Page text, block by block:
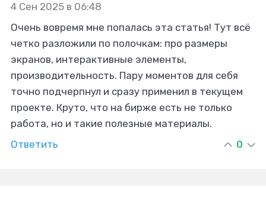
4 Сен 2025 в 06:48
Очень вовремя мне попалась эта статья! Тут всё
четко разложили по полочкам: про размеры
экранов, интерактивные элементы,
производительность. Пару моментов для себя
точно подчерпнул и сразу применил в текущем
проекте. Круто, что на бирже есть не только
работа, но и такие полезные материалы.
Ответить
0